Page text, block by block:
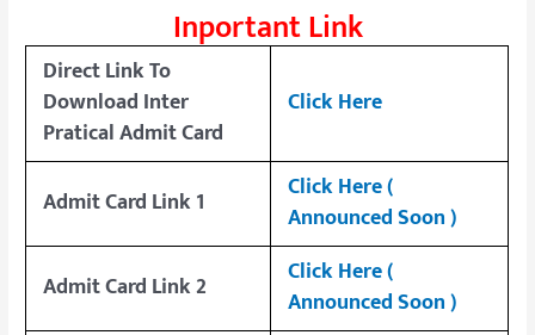
Inportant Link
Direct Link To
Download Inter
Pratical Admit Card
Click Here
Admit Card Link 1
Click Here (
Announced Soon )
Admit Card Link 2
Click Here (
Announced Soon )